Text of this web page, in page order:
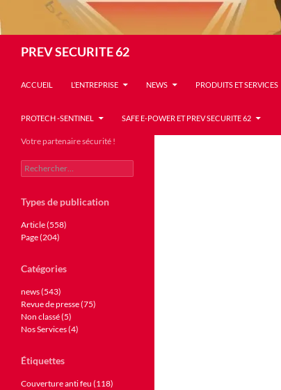
PREV SECURITE 62
ACCUEIL L’ENTREPRISE NEWS PRODUITS ET SERVICES
PROTECH -SENTINEL SAFE E-POWER ET PREV SECURITE 62
Votre partenaire sécurité !
Rechercher :
Types de publication
Article (558)
Page (204)
Catégories
news (543)
Revue de presse (75)
Non classé (5)
Nos Services (4)
Étiquettes
Couverture anti feu (118)